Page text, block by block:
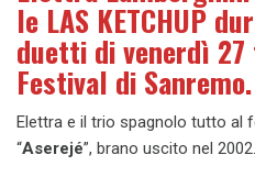
le LAS KETCHUP
duetti di venerdì
Festival di Sanremo.
Elettra e il trio spagnolo tutto al
“Aserejé”, brano uscito nel 2002.